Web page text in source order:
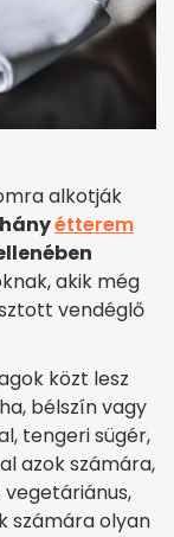
alkotják
étterem
akik még
vendéglő
közt lesz
bélszín vagy
tengeri sügér,
azok számára,
számára olyan